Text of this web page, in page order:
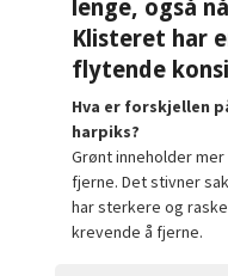
lenge, også
Klisteret har
flytende
Hva er forskjellen
harpiks?
Grønt inneholder
fjerne. Det stivner
har sterkere og
krevende å fjerne.